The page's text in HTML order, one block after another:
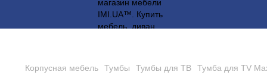
Корпусная мебель Тумбы Тумбы для ТВ Тумба для TV